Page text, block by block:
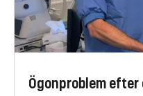
Ögonproblem efter